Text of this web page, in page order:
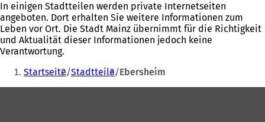
In einigen Stadtteilen werden private Internetseiten
angeboten. Dort erhalten Sie weitere Informationen zum
Leben vor Ort. Die Stadt Mainz übernimmt für die Richtigkeit
und Aktualität dieser Informationen jedoch keine
Verantwortung.
Sie
befinden
Startseite Stadtteile Ebersheim